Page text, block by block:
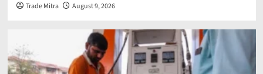
Trade Mitra August 9, 2026